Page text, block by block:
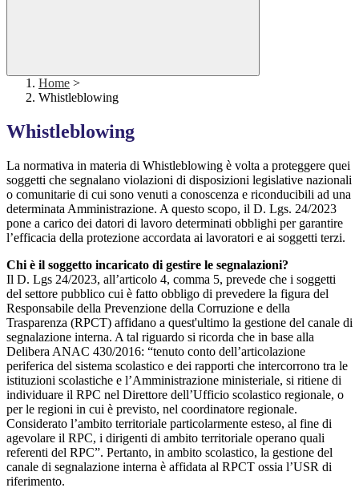
Home >
Whistleblowing
Whistleblowing
La normativa in materia di Whistleblowing è volta a proteggere quei
soggetti che segnalano violazioni di disposizioni legislative nazionali
o comunitarie di cui sono venuti a conoscenza e riconducibili ad una
determinata Amministrazione. A questo scopo, il D. Lgs. 24/2023
pone a carico dei datori di lavoro determinati obblighi per garantire
l’efficacia della protezione accordata ai lavoratori e ai soggetti terzi.
Chi è il soggetto incaricato di gestire le segnalazioni?
Il D. Lgs 24/2023, all’articolo 4, comma 5, prevede che i soggetti
del settore pubblico cui è fatto obbligo di prevedere la figura del
Responsabile della Prevenzione della Corruzione e della
Trasparenza (RPCT) affidano a quest'ultimo la gestione del canale di
segnalazione interna. A tal riguardo si ricorda che in base alla
Delibera ANAC 430/2016: “tenuto conto dell’articolazione
periferica del sistema scolastico e dei rapporti che intercorrono tra le
istituzioni scolastiche e l’Amministrazione ministeriale, si ritiene di
individuare il RPC nel Direttore dell’Ufficio scolastico regionale, o
per le regioni in cui è previsto, nel coordinatore regionale.
Considerato l’ambito territoriale particolarmente esteso, al fine di
agevolare il RPC, i dirigenti di ambito territoriale operano quali
referenti del RPC”. Pertanto, in ambito scolastico, la gestione del
canale di segnalazione interna è affidata al RPCT ossia l’USR di
riferimento.